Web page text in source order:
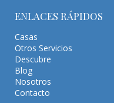
ENLACES RÁPIDOS
Casas
Otros Servicios
Descubre
Blog
Nosotros
Contacto